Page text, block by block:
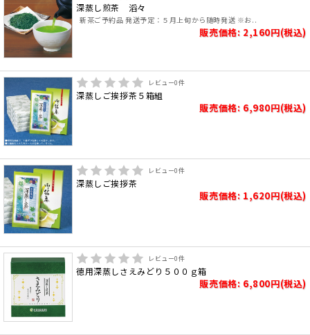
深蒸し煎茶 滔々
新茶ご予約品 発送予定：５月上旬から随時発送 ※お..
販売価格: 2,160円(税込)
レビュー0件
深蒸しご挨拶茶５箱組
販売価格: 6,980円(税込)
レビュー0件
深蒸しご挨拶茶
販売価格: 1,620円(税込)
レビュー0件
徳用深蒸しさえみどり５００ｇ箱
販売価格: 6,800円(税込)